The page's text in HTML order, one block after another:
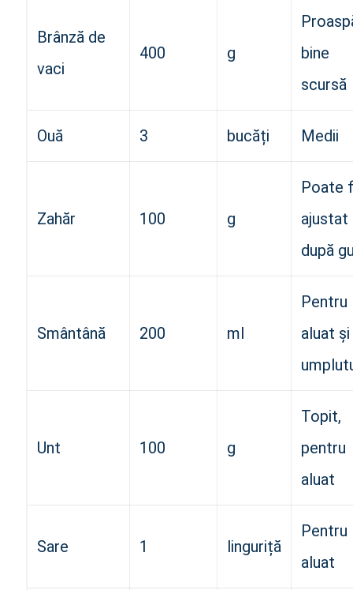
Brânză de
vaci
400 g
bine
scursă
Ouă 3 bucăți Medii
Zahăr 100 g
Poate
ajustat
după
Smântână 200 ml
Pentru
aluat și
Unt 100 g
Topit,
pentru
aluat
Sare 1 linguriță
Pentru
aluat